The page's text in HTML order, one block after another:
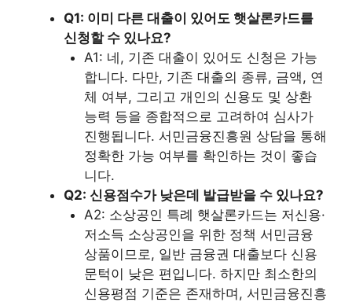
Q1: 이미 다른 대출이 있어도 햇살론카드를
신청할 수 있나요?
A1: 네, 기존 대출이 있어도 신청은 가능
합니다. 다만, 기존 대출의 종류, 금액, 연
체 여부, 그리고 개인의 신용도 및 상환
능력 등을 종합적으로 고려하여 심사가
진행됩니다. 서민금융진흥원 상담을 통해
정확한 가능 여부를 확인하는 것이 좋습
니다.
Q2: 신용점수가 낮은데 발급받을 수 있나요?
A2: 소상공인 특례 햇살론카드는 저신용·
저소득 소상공인을 위한 정책 서민금융
상품이므로, 일반 금융권 대출보다 신용
문턱이 낮은 편입니다. 하지만 최소한의
신용평점 기준은 존재하며, 서민금융진흥